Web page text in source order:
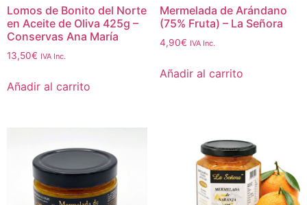
Lomos de Bonito del Norte
en Aceite de Oliva 425g –
Conservas Ana María
13,50€ IVA Inc.
Añadir al carrito
Mermelada de Arándano
(75% Fruta) – La Señora
4,90€ IVA Inc.
Añadir al carrito